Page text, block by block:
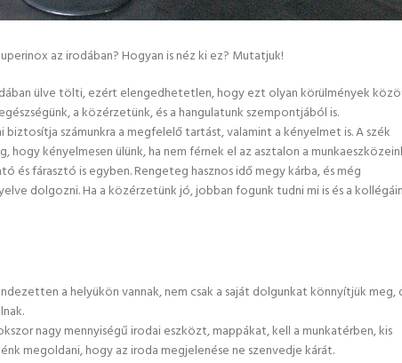
az irodában? Hogyan is néz ki ez? Mutatjuk!
ülve tölti, ezért elengedhetetlen, hogy ezt olyan körülmények
a közérzetünk, és a hangulatunk szempontjából is.
számunkra a megfelelő tartást, valamint a kényelmet is. A szék
kényelmesen ülünk, ha nem férnek el az asztalon a
és fárasztó is egyben. Rengeteg hasznos idő megy kárba, és még
dolgozni. Ha a közérzetünk jó, jobban fogunk tudni mi is és a
a helyükön vannak, nem csak a saját dolgunkat könnyítjük meg,
nagy mennyiségű irodai eszközt, mappákat, kell a munkatérben, kis
megoldani, hogy az iroda megjelenése ne szenvedje kárát.